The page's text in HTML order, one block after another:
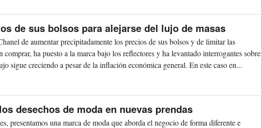
de sus bolsos para alejarse del lujo de masas
de aumentar precipitadamente los precios de sus bolsos y de limitar las
comprar, ha puesto a la marca bajo los reflectores y ha levantado interrogantes sobre
sigue creciendo a pesar de la inflación económica general. En este caso en...
desechos de moda en nuevas prendas
presentamos una marca de moda que aborda el negocio de forma diferente e